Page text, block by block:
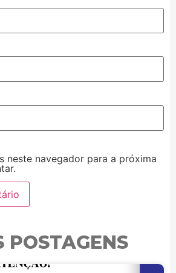
neste navegador para a próxima
POSTAGENS